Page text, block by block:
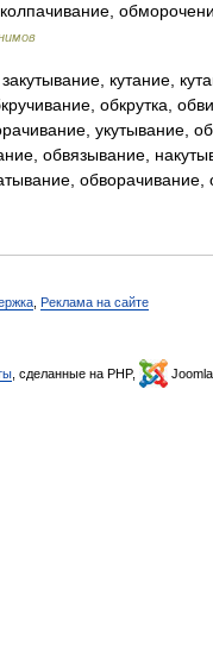
кутание,
обкрутка,
укутывание,
обвязывание,
Реклама на сайте
, сделанные на PHP, Joomla,